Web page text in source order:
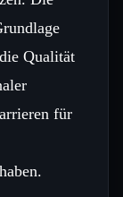
Qualität
für